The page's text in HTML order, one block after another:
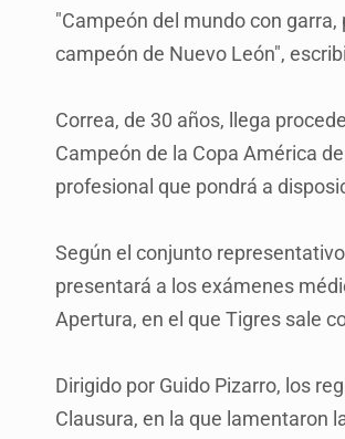
"Campeón del mundo con
campeón de Nuevo León",
Correa, de 30 años, llega
Campeón de la Copa América
profesional que pondrá a
Según el conjunto
presentará a los exámenes
Apertura, en el que Tigres sale
Dirigido por Guido Pizarro, los
Clausura, en la que lamentaron